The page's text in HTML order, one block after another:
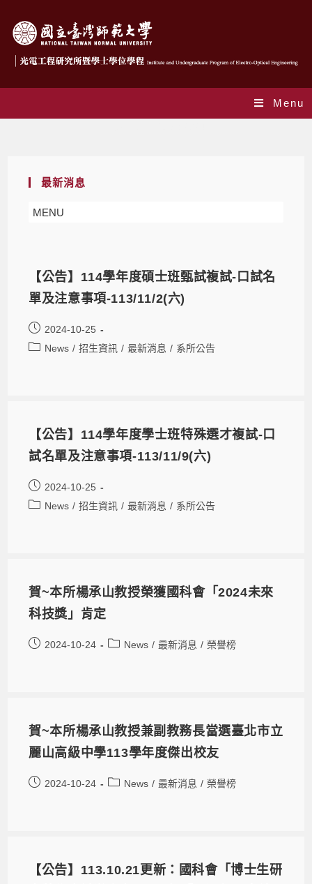
Menu
最新消息
MENU
【公告】114學年度碩士班甄試複試-口試名
單及注意事項-113/11/2(六)
2024-10-25
News / 招生資訊 / 最新消息 / 系所公告
【公告】114學年度學士班特殊選才複試-口
試名單及注意事項-113/11/9(六)
2024-10-25
News / 招生資訊 / 最新消息 / 系所公告
賀~本所楊承山教授榮獲國科會「2024未來
科技獎」肯定
2024-10-24 News / 最新消息 / 榮譽榜
賀~本所楊承山教授兼副教務長當選臺北市立
麗山高級中學113學年度傑出校友
2024-10-24 News / 最新消息 / 榮譽榜
【公告】113.10.21更新：國科會「博士生研